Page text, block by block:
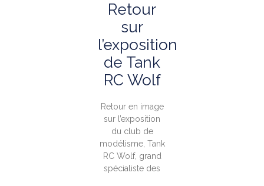
Retour
sur
l’exposition
de Tank
RC Wolf
Retour en image
sur l’exposition
du club de
modélisme, Tank
RC Wolf, grand
spécialiste des